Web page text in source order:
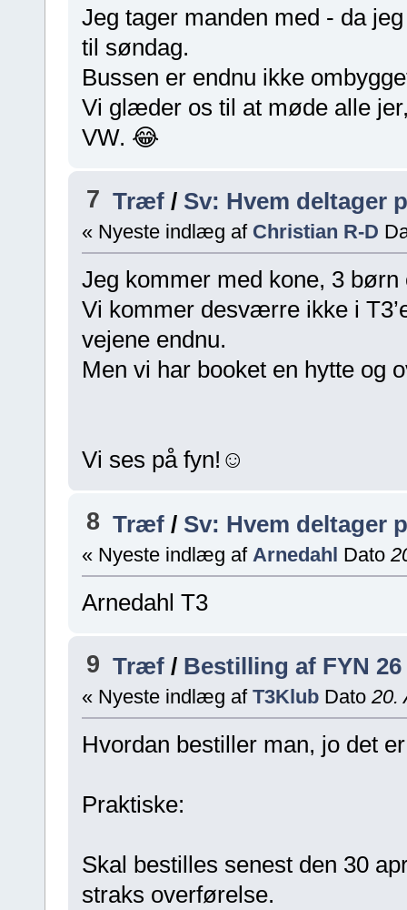
Jeg tager manden med - da
til søndag.
Bussen er endnu ikke
Vi glæder os til at møde alle
VW. 😂
7 Træf / Sv: Hvem deltager
« Nyeste indlæg af Christian R-D
Jeg kommer med kone, 3
Vi kommer desværre ikke i
vejene endnu.
Men vi har booket en hytte og
Vi ses på fyn!☺️
8 Træf / Sv: Hvem deltager
« Nyeste indlæg af Arnedahl Dato
Arnedahl T3
9 Træf / Bestilling af FYN
« Nyeste indlæg af T3Klub Dato20.
Hvordan bestiller man, jo det
Praktiske:
Skal bestilles senest den 30
straks overførelse.